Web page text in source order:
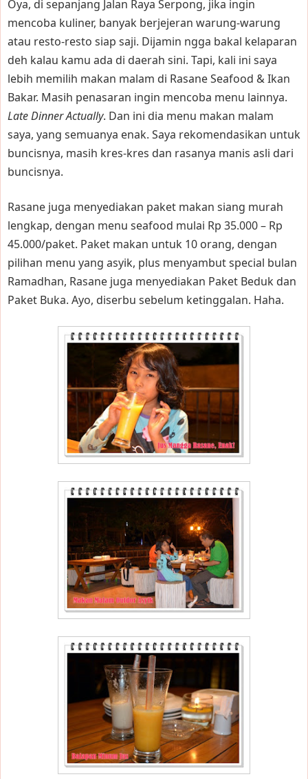
Oya, di sepanjang Jalan Raya Serpong, jika ingin
mencoba kuliner, banyak berjejeran warung-warung
atau resto-resto siap saji. Dijamin ngga bakal kelaparan
deh kalau kamu ada di daerah sini. Tapi, kali ini saya
lebih memilih makan malam di Rasane Seafood & Ikan
Bakar. Masih penasaran ingin mencoba menu lainnya.
Late Dinner Actually. Dan ini dia menu makan malam
saya, yang semuanya enak. Saya rekomendasikan untuk
buncisnya, masih kres-kres dan rasanya manis asli dari
buncisnya.
Rasane juga menyediakan paket makan siang murah
lengkap, dengan menu seafood mulai Rp 35.000 – Rp
45.000/paket. Paket makan untuk 10 orang, dengan
pilihan menu yang asyik, plus menyambut special bulan
Ramadhan, Rasane juga menyediakan Paket Beduk dan
Paket Buka. Ayo, diserbu sebelum ketinggalan. Haha.